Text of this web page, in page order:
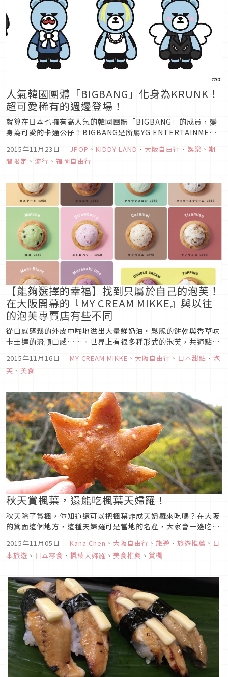
人氣韓國團體「BIGBANG」化身為KRUNK！
超可愛稀有的週邊登場！
就算在日本也擁有高人氣的韓國團體「BIGBANG」的成員，變
身為可愛的卡通公仔！BIGBANG是所屬YG ENTERTAINMENT
BIGBANG團員們，這次做成了「KRUNK×BIGBANG」的形象
商標，也造成了粉絲們之間的話題。例如像是自動鉛筆...
2015年11月23日 ｜ JPOP 、 KIDDY LAND 、 大阪自由行 、 娛樂 、 期
間限定 、 流行 、 福岡自由行
【能夠選擇的幸福】找到只屬於自己的泡芙！
在大阪開幕的『MY CREAM MIKKE』與以往
的泡芙專賣店有些不同
從口感蓬鬆的外皮中啪地溢出大量鮮奶油。鬆脆的餅乾與香草味
卡士達的滑順口感……。世界上有很多種形式的泡芙，共通點是
星期五開始，連泡芙愛好者都很有興趣的泡芙專賣店在大阪府四
條畷市的AEONMALL四條畷開幕了。店名『MY CREAM
2015年11月16日 ｜ MY CREAM MIKKE 、 大阪自由行 、 日本甜點 、 泡
芙 、 美食
秋天賞楓葉，還能吃楓葉天婦羅！
秋天除了賞楓，你知道還可以把楓葉炸成天婦羅來吃嗎？在大阪
的箕面這個地方，這種天婦羅可是當地的名產，大家會一邊吃楓
後再灑上芝麻就完成了。可別以為楓葉只是隨便摘下來就可以
吃，其實店家是把自己栽種的楓葉水洗後，在一定濕度與溫度
2015年11月05日 ｜ Kana Chen 、 大阪自由行 、 旅遊 、 旅遊推薦 、 日
本旅遊 、 日本零食 、 楓葉天婦羅 、 美食推薦 、 賞楓